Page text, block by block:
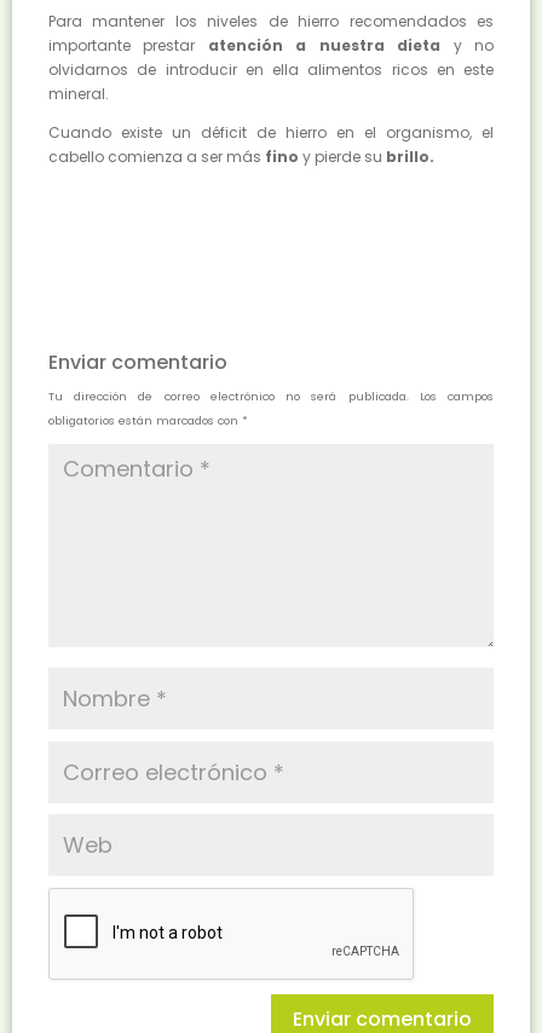
Para mantener los niveles de hierro recomendados es
importante prestar atención a nuestra dieta y no
olvidarnos de introducir en ella alimentos ricos en este
mineral.
Cuando existe un déficit de hierro en el organismo, el
cabello comienza a ser más fino y pierde su brillo.
Enviar comentario
Tu dirección de correo electrónico no será publicada.
Los campos
obligatorios están marcados con *